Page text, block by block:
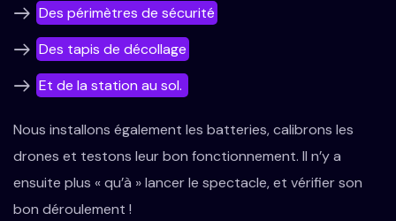
Des périmètres de sécurité
Des tapis de décollage
Et de la station au sol.
Nous installons également les batteries, calibrons les
drones et testons leur bon fonctionnement. Il n’y a
ensuite plus « qu’à » lancer le spectacle, et vérifier son
bon déroulement !